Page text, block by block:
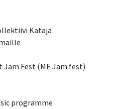
Kataja
Jam Fest (ME Jam fest)
programme